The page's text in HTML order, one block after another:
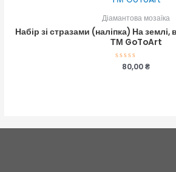
Діамантова мозаїка
Набір зі стразами (наліпка) На землі,
ТМ GoToArt
Оцінено
80,00₴